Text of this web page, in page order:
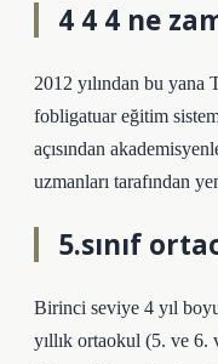
4 4 4 ne
2012 yılından bu
fobligatuar eğitim
açısından
uzmanları tarafından
5.sınıf
Birinci seviye 4 yıl
yıllık ortaokul (5. ve 6.